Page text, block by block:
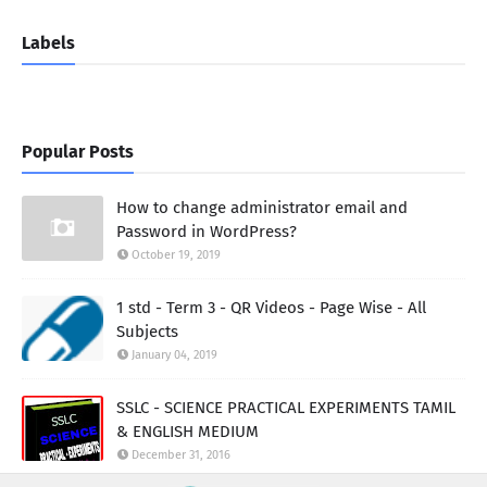
Labels
Popular Posts
How to change administrator email and
Password in WordPress?
October 19, 2019
1 std - Term 3 - QR Videos - Page Wise - All
Subjects
January 04, 2019
SSLC - SCIENCE PRACTICAL EXPERIMENTS TAMIL
& ENGLISH MEDIUM
December 31, 2016